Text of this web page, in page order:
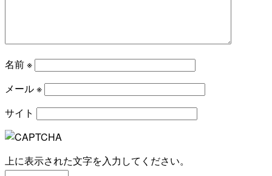
名前※
メール※
サイト
上に表示された文字を入力してください。